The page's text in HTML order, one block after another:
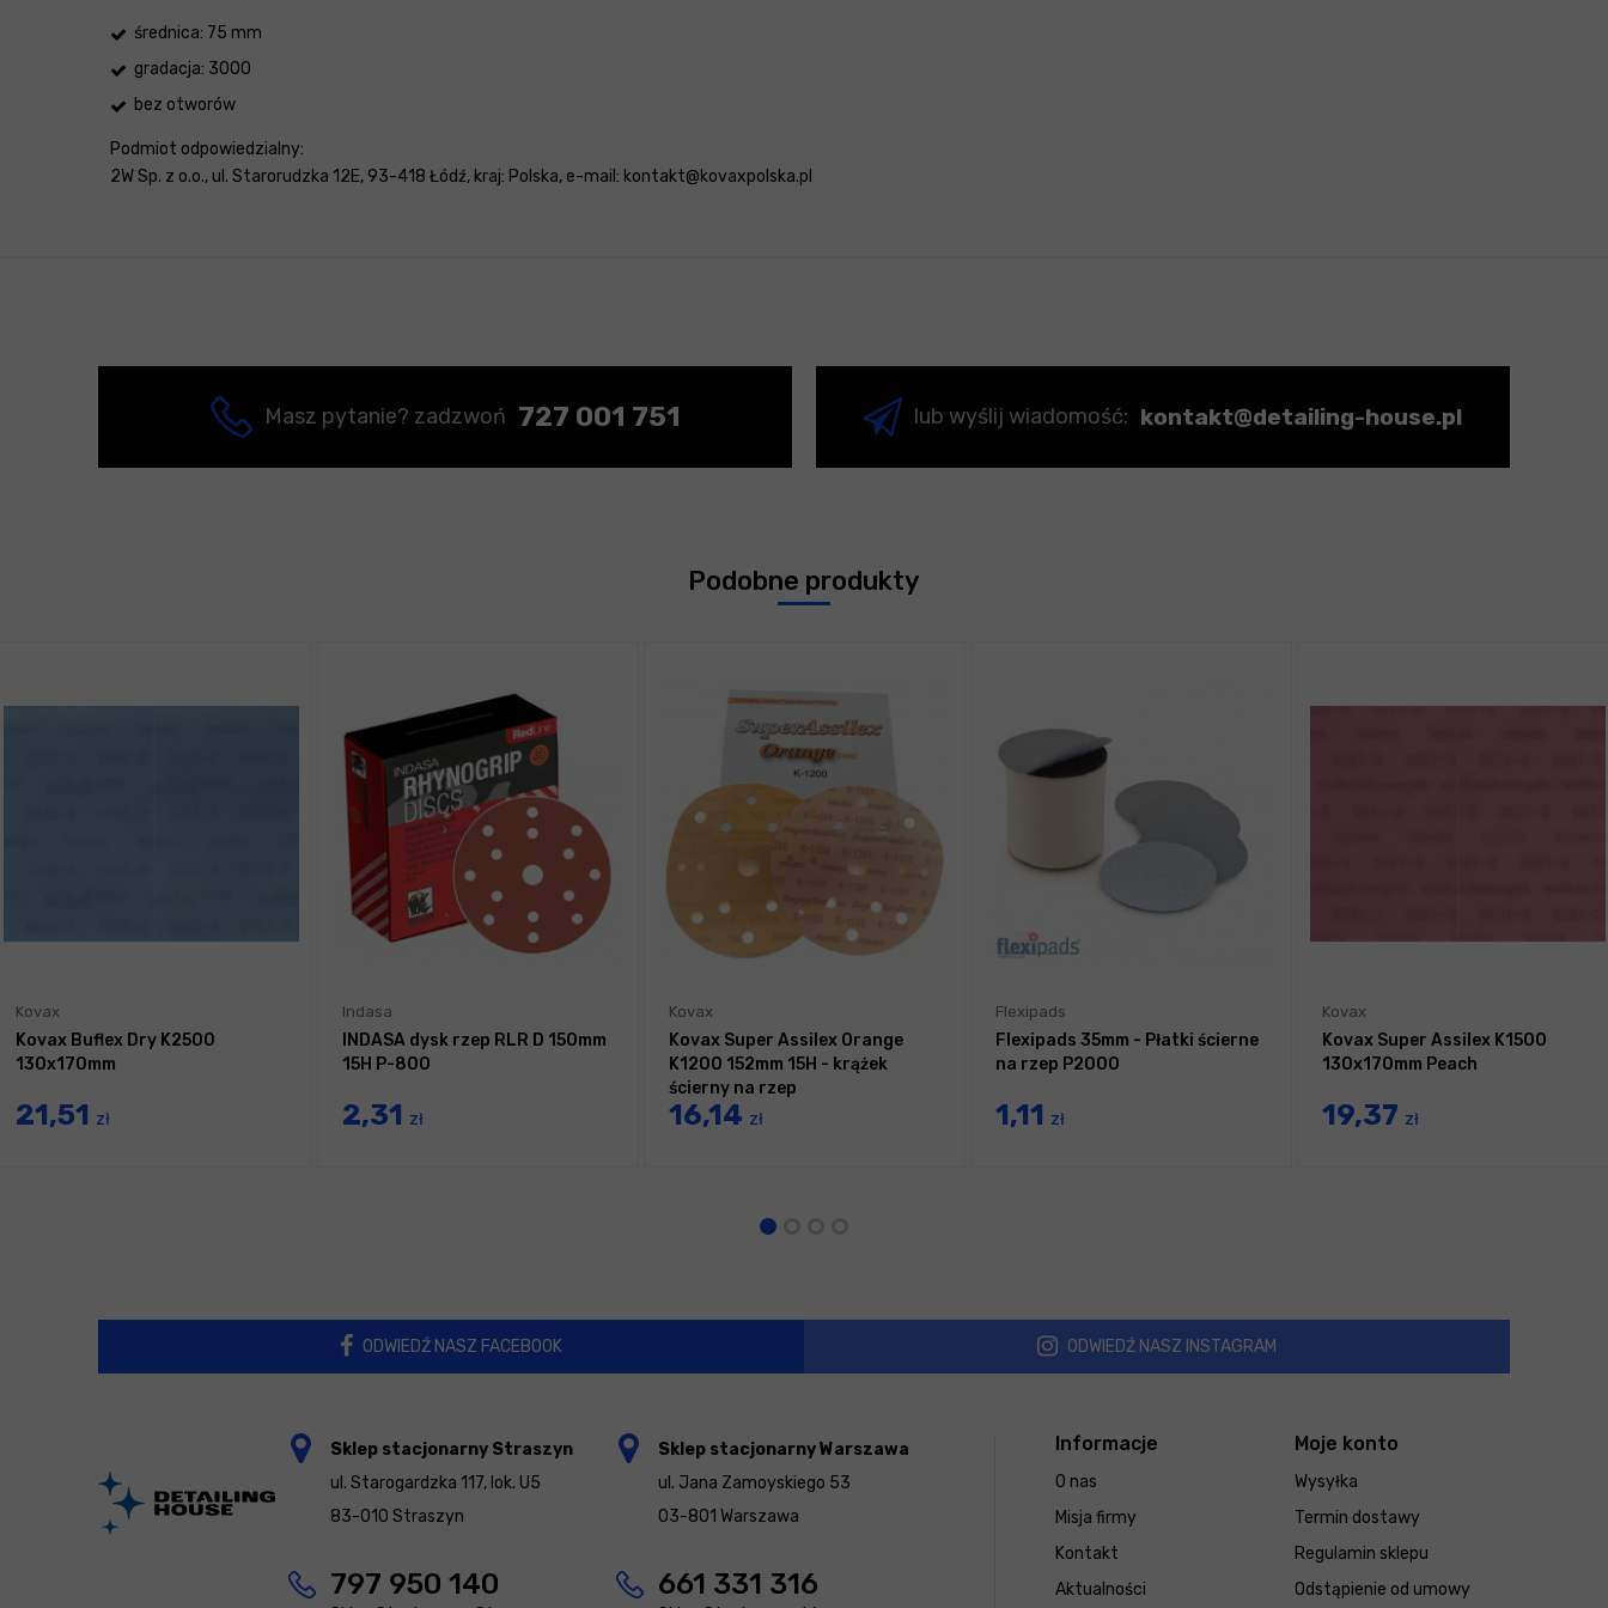
średnica: 75 mm
gradacja: 3000
bez otworów
Podmiot odpowiedzialny:
2W Sp. z o.o., ul. Starorudzka 12E, 93-418 Łódź, kraj: Polska, e-mail: kontakt@kovaxpolska.pl
Masz pytanie? zadzwoń 727 001 751 lub wyślij wiadomość: kontakt@detailing-house.pl
Podobne produkty
Kovax
Kovax Buflex Dry K2500
130x170mm
21,51 zł
Indasa
INDASA dysk rzep RLR D 150mm
15H P-800
2,31 zł
Kovax
Kovax Super Assilex Orange
K1200 152mm 15H - krążek
ścierny na rzep
16,14 zł
Flexipads
Flexipads 35mm - Płatki ścierne
na rzep P2000
1,11 zł
Kovax
Kovax Super Assilex K1500
130x170mm Peach
19,37 zł
ODWIEDŹ NASZ FACEBOOK ODWIEDŹ NASZ INSTAGRAM
Informacje
O nas
Misja firmy
Kontakt
Aktualności
Moje konto
Wysyłka
Termin dostawy
Regulamin sklepu
Odstąpienie od umowy
Sklep stacjonarny Straszyn
ul. Starogardzka 117, lok. U5
83-010 Straszyn
797 950 140
Sklep stacjonarny Warszawa
ul. Jana Zamoyskiego 53
03-801 Warszawa
661 331 316